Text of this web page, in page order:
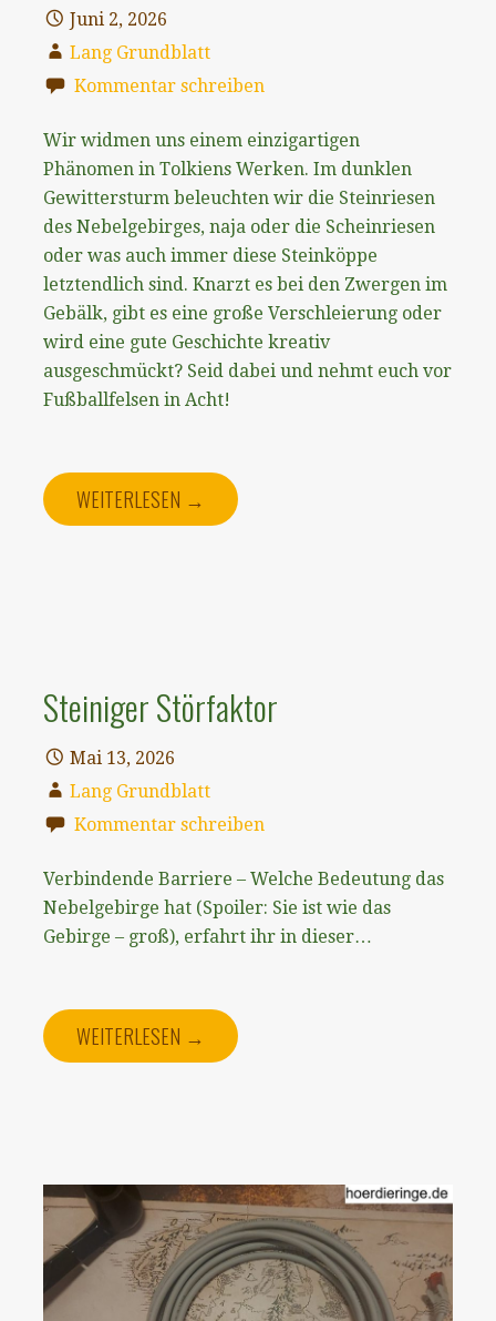
Juni 2, 2026
Lang Grundblatt
Kommentar schreiben
Wir widmen uns einem einzigartigen
Phänomen in Tolkiens Werken. Im dunklen
Gewittersturm beleuchten wir die Steinriesen
des Nebelgebirges, naja oder die Scheinriesen
oder was auch immer diese Steinköppe
letztendlich sind. Knarzt es bei den Zwergen im
Gebälk, gibt es eine große Verschleierung oder
wird eine gute Geschichte kreativ
ausgeschmückt? Seid dabei und nehmt euch vor
Fußballfelsen in Acht!
WEITERLESEN →
Steiniger Störfaktor
Mai 13, 2026
Lang Grundblatt
Kommentar schreiben
Verbindende Barriere – Welche Bedeutung das
Nebelgebirge hat (Spoiler: Sie ist wie das
Gebirge – groß), erfahrt ihr in dieser…
WEITERLESEN →